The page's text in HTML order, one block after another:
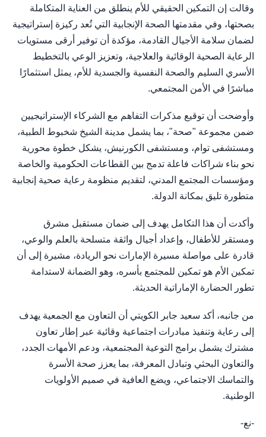
وقالت إن التمكين الحقيقي للأم ينطلق من العناية المتكاملة
بصحتها، وفي مقدمتها الصحة الإنجابية التي تُعد ركيزة إستراتيجية
لضمان سلامة الأجيال القادمة، مؤكدة أن توفير أرقى مستويات
الرعاية الصحية الوقائية والعلاجية، وتعزيز الوعي بالتخطيط
الأسري السليم والصحة النفسية والجسدية للأم، يمثل استثمارًا
مباشرًا في الأمن المجتمعي.
وأوضحت أن توقيع مذكرات التفاهم مع الشركاء الإستراتيجيين
ضمن مجموعة "صحة"، بما يشمل مدينة الشيخ شخبوط الطبية،
ومستشفى توام، ومستشفى الكورنيش، يشكل خطوة محورية
نحو بناء شراكات فاعلة تدمج بين القطاعات الحكومية والخاصة
ومؤسسات المجتمع المدني، لتقديم منظومة رعاية صحية إنجابية
متطورة تليق بمكانة الدولة.
وأكدت أن هذا التكامل يهدف إلى ضمان مستقبل مشرق
ومستقر للأطفال، وإعداد أجيال واثقة متسلحة بالعلم والوعي،
قادرة على مواصلة مسيرة الإمارات نحو الريادة، مشيرة إلى أن
تمكين الأم هو تمكين للمجتمع بأسره، وهو الضمانة لاستدامة
تطور الحضارة الإماراتية الحديثة.
من جانبه، أكد سعيد جابر الكويتي أن التعاون مع الجمعية يهدف
إلى رعاية وتنفيذ مبادرات اجتماعية وقائية عبر إطار تعاون
مشترك يشمل برامج التوعية المجتمعية، ودعم الأمهات الجدد،
والتعاون البحثي وتبادل المعرفة، بما يعزز صحة الأسرة
والتماسك الاجتماعي، ويضع العافية في صميم الأولويات
الوطنية.
-نع-